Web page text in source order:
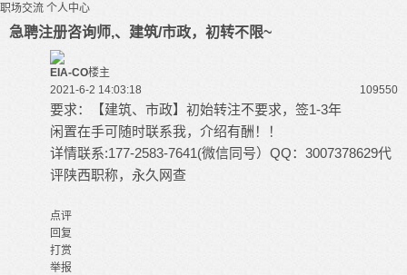
职场交流 个人中心
急聘注册咨询师,、建筑/市政，初转不限~
EIA-CO楼主
2021-6-2 14:03:18
109550
要求：【建筑、市政】初始转注不要求，签1-3年
闲置在手可随时联系我，介绍有酬！！
详情联系:177-2583-7641(微信同号）QQ：3007378629代
评陕西职称，永久网查
点评
回复
打赏
举报